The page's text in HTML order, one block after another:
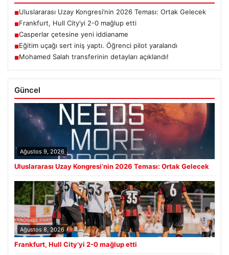
■Uluslararası Uzay Kongresi’nin 2026 Teması: Ortak Gelecek
■Frankfurt, Hull City’yi 2-0 mağlup etti
■Casperlar çetesine yeni iddianame
■Eğitim uçağı sert iniş yaptı. Öğrenci pilot yaralandı
■Mohamed Salah transferinin detayları açıklandı!
Güncel
Ağustos 9, 2026
Uluslararası Uzay Kongresi’nin 2026 Teması: Ortak Gelecek
Ağustos 8, 2026
Frankfurt, Hull City’yi 2-0 mağlup etti